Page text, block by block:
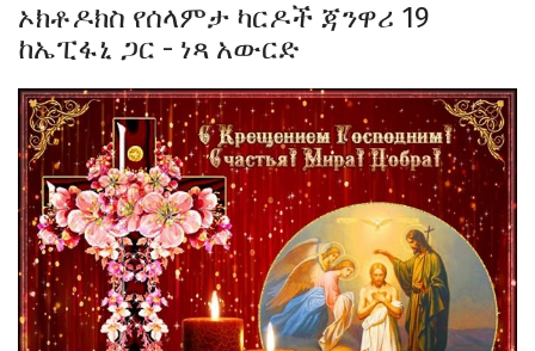
ኦክቶዶክስ የሰላምታ ካርዶች ጃንዋሪ 19
ከኤፒፋኒ ጋር - ነጻ አውርድ